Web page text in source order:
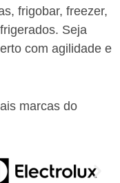
frigobar, freezer,
Seja
com agilidade e
marcas do